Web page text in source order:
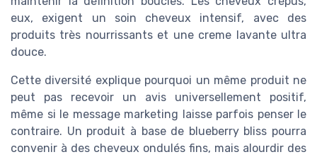
eux, exigent un soin cheveux intensif, avec des
produits très nourrissants et une creme lavante ultra
douce.
Cette diversité explique pourquoi un même produit ne
peut pas recevoir un avis universellement positif,
même si le message marketing laisse parfois penser le
contraire. Un produit à base de blueberry bliss pourra
convenir à des cheveux ondulés fins, mais alourdir des